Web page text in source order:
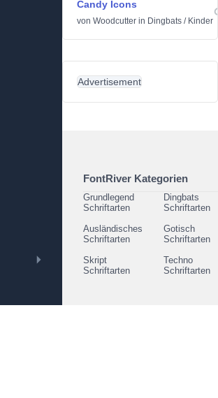
Candy Icons
von Woodcutter in Dingbats / Kinder
Advertisement
FontRiver Kategorien
Grundlegend
Schriftarten
Dingbats
Schriftarten
Ausländisches
Schriftarten
Gotisch
Schriftarten
Skript
Schriftarten
Techno
Schriftarten